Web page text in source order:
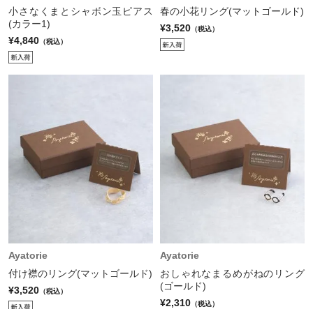
小さなくまとシャボン玉ピアス
(カラー1)
¥4,840 （税込）
春の小花リング(マットゴールド)
¥3,520 （税込）
Ayatorie
付け襟のリング(マットゴールド)
¥3,520 （税込）
Ayatorie
おしゃれなまるめがねのリング
(ゴールド)
¥2,310 （税込）